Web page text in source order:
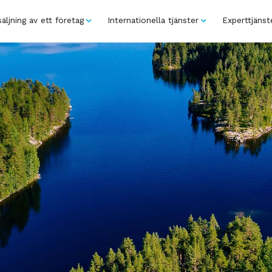
av ett företag Internationella tjänster